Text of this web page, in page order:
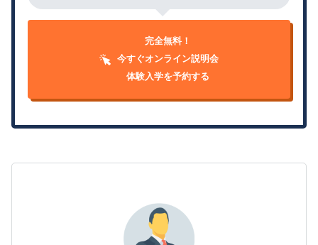
完全無料！
今すぐオンライン説明会
体験入学を予約する